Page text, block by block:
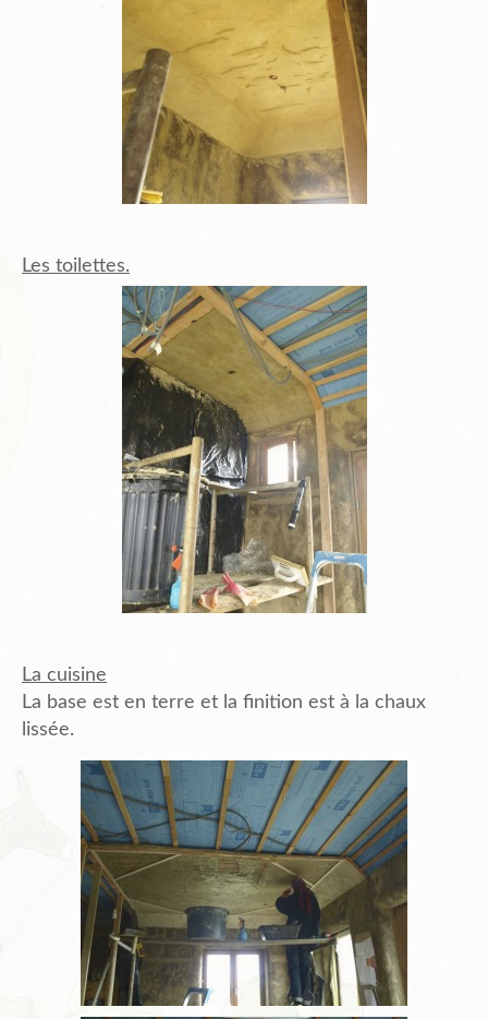
PIèces du Permis
Plans de l’Abri
Liens Amis
Contact
Les toilettes.
La cuisine
La base est en terre et la finition est à la chaux
lissée.